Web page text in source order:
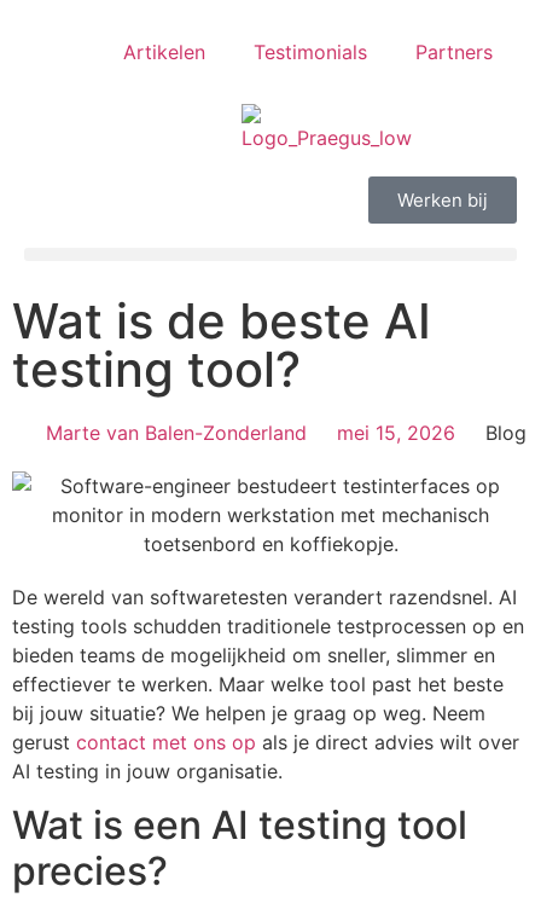
Artikelen Testimonials Partners
Werken bij
Wat is de beste AI
testing tool?
Marte van Balen-Zonderland mei 15, 2026 Blog
De wereld van softwaretesten verandert razendsnel. AI
testing tools schudden traditionele testprocessen op en
bieden teams de mogelijkheid om sneller, slimmer en
effectiever te werken. Maar welke tool past het beste
bij jouw situatie? We helpen je graag op weg. Neem
gerust contact met ons op als je direct advies wilt over
AI testing in jouw organisatie.
Wat is een AI testing tool
precies?